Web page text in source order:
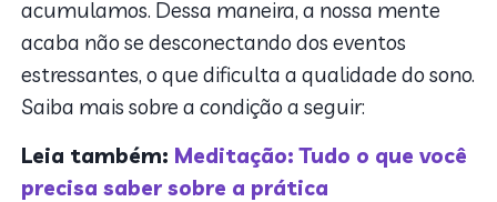
acumulamos. Dessa maneira, a nossa mente
acaba não se desconectando dos eventos
estressantes, o que dificulta a qualidade do sono.
Saiba mais sobre a condição a seguir:
Leia também: Meditação: Tudo o que você
precisa saber sobre a prática